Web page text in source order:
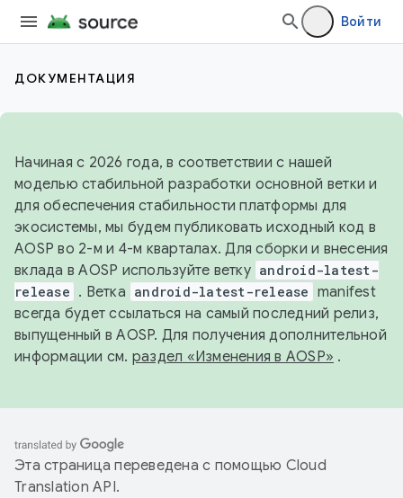
Войти
ДОКУМЕНТАЦИЯ
Начиная с 2026 года, в соответствии с нашей
моделью стабильной разработки основной ветки и
для обеспечения стабильности платформы для
экосистемы, мы будем публиковать исходный код в
AOSP во 2-м и 4-м кварталах. Для сборки и внесения
вклада в AOSP используйте ветку android-latest-
release . Ветка android-latest-release manifest
всегда будет ссылаться на самый последний релиз,
выпущенный в AOSP. Для получения дополнительной
информации см. раздел «Изменения в AOSP» .
Эта страница переведена с помощью Cloud
Translation API.